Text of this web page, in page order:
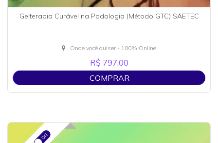
Gelterapia Curável na Podologia (Método GTC) SAETEC
Onde você quiser - 100% Online
R$ 797,00
COMPRAR